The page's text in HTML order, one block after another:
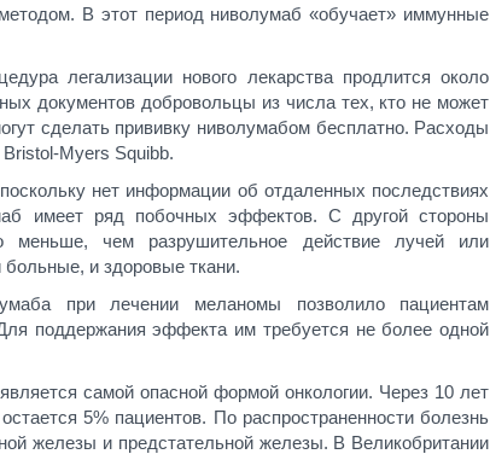
В этот период ниволумаб «обучает» иммунные
легализации нового лекарства продлится около
документов добровольцы из числа тех, кто не может
сделать прививку ниволумабом бесплатно. Расходы
Myers Squibb.
нет информации об отдаленных последствиях
имеет ряд побочных эффектов. С другой стороны
меньше, чем разрушительное действие лучей или
и здоровые ткани.
при лечении меланомы позволило пациентам
поддержания эффекта им требуется не более одной
самой опасной формой онкологии. Через 10 лет
5% пациентов. По распространенности болезнь
железы и предстательной железы. В Великобритании